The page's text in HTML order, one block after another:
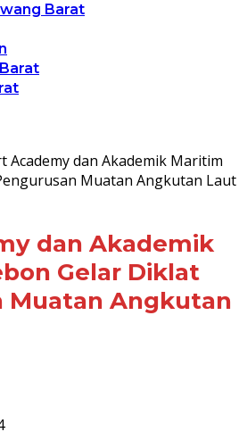
Barat
Academy dan Akademik Maritim
Muatan Angkutan Laut
dan Akademik
Gelar Diklat
Muatan Angkutan